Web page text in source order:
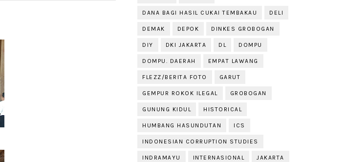
DANA BAGI HASIL CUKAI TEMBAKAU DELI
DEMAK DEPOK DINKES GROBOGAN
DIY DKI JAKARTA DL DOMPU
DOMPU. DAERAH EMPAT LAWANG
FLEZZ/BERITA FOTO GARUT
GEMPUR ROKOK ILEGAL GROBOGAN
GUNUNG KIDUL HISTORICAL
HUMBANG HASUNDUTAN ICS
INDONESIAN CORRUPTION STUDIES
INDRAMAYU INTERNASIONAL JAKARTA